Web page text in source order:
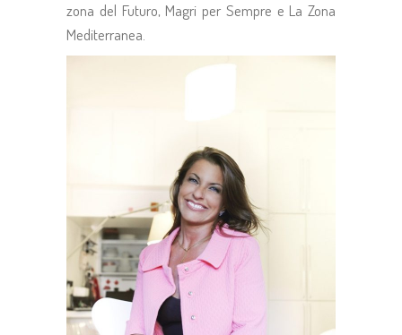
zona del Futuro, Magri per Sempre e La Zona
Mediterranea.